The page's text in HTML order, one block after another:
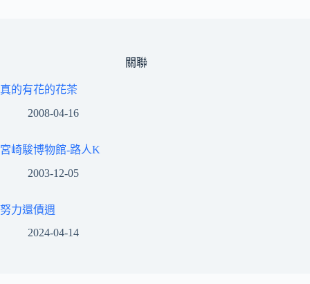
關聯
真的有花的花茶
2008-04-16
宮崎駿博物館-路人K
2003-12-05
努力還債週
2024-04-14